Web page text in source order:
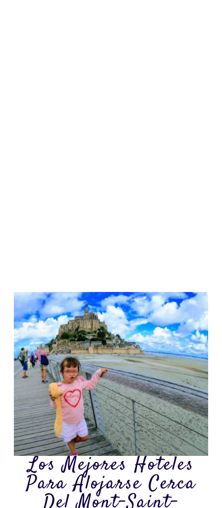
Los Mejores Hoteles
Para Alojarse Cerca